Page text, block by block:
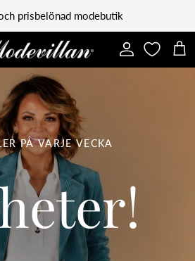
prisbelönad modebutik
Konto
PÅ VARJE VECKA